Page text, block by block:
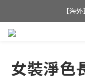
全店滿
【海
女裝淨色